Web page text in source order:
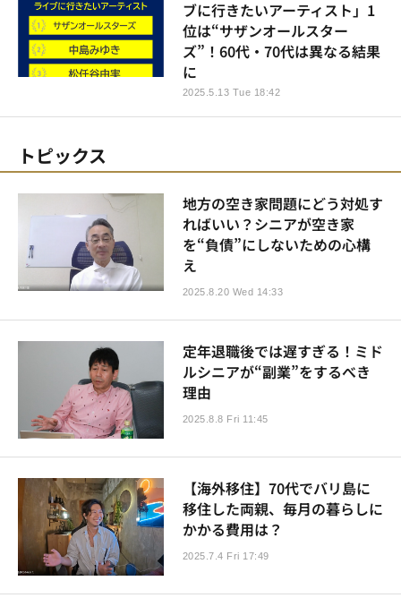
ブに行きたいアーティスト」1
位は“サザンオールスター
ズ”！60代・70代は異なる結果
に
2025.5.13 Tue 18:42
トピックス
地方の空き家問題にどう対処す
ればいい？シニアが空き家
を“負債”にしないための心構
え
2025.8.20 Wed 14:33
定年退職後では遅すぎる！ミド
ルシニアが“副業”をするべき
理由
2025.8.8 Fri 11:45
【海外移住】70代でバリ島に
移住した両親、毎月の暮らしに
かかる費用は？
2025.7.4 Fri 17:49